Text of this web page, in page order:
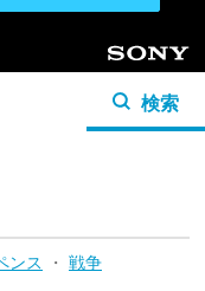
Sony
検索
ンス ・ 戦争